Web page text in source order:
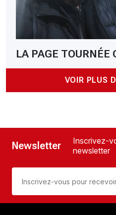
LA PAGE TOURNÉE
VOIR PLUS
Newsletter
Inscrivez-
newsletter